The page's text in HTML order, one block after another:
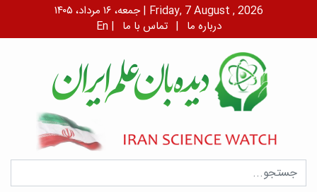
جمعه، ۱۶ مرداد، ۱۴۰۵ | Friday, 7 August , 2026
En | درباره ما | تماس با ما